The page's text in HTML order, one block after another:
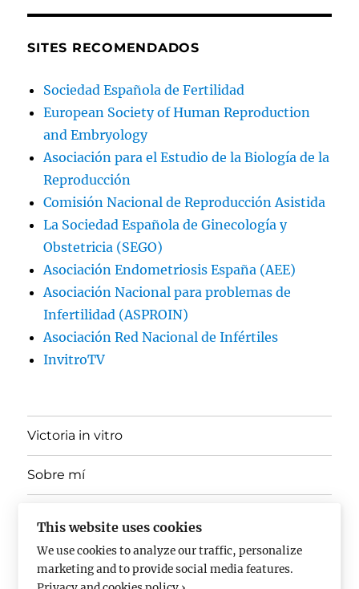
SITES RECOMENDADOS
Sociedad Española de Fertilidad
European Society of Human Reproduction
and Embryology
Asociación para el Estudio de la Biología de la
Reproducción
Comisión Nacional de Reproducción Asistida
La Sociedad Española de Ginecología y
Obstetricia (SEGO)
Asociación Endometriosis España (AEE)
Asociación Nacional para problemas de
Infertilidad (ASPROIN)
Asociación Red Nacional de Infértiles
InvitroTV
Victoria in vitro
Sobre mí
inferior
En los medios
This website uses cookies
We use cookies to analyze our traffic, personalize
marketing and to provide social media features.